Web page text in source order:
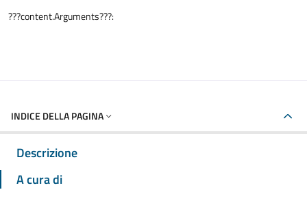
???content.Arguments???:
INDICE DELLA PAGINA
Descrizione
A cura di